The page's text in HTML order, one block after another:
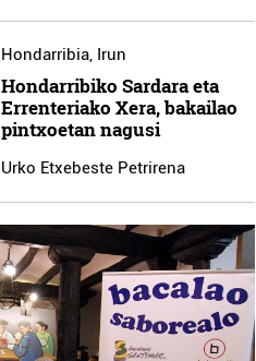
Hondarribia, Irun
Hondarribiko Sardara eta
Errenteriako Xera, bakailao
pintxoetan nagusi
Urko Etxebeste Petrirena